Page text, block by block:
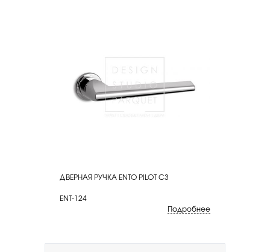
КУПИТЬ
ДВЕРНАЯ РУЧКА ENTO PILOT C3
ENT-124
Подробнее